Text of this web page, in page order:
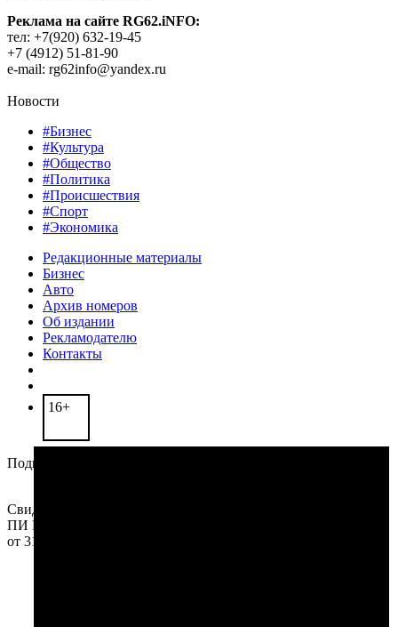
Реклама на сайте RG62.iNFO:
тел: +7(920) 632-19-45
+7 (4912) 51-81-90
e-mail: rg62info@yandex.ru
Новости
#Бизнес
#Культура
#Общество
#Политика
#Происшествия
#Спорт
#Экономика
Редакционные материалы
Бизнес
Авто
Архив номеров
Об издании
Рекламодателю
Контакты
16+
Подписывайтесь на нас в социальных сетях:
Свидетельство о регистрации СМИ:
ПИ №ТУ62-0200
от 31 октября 2013 года